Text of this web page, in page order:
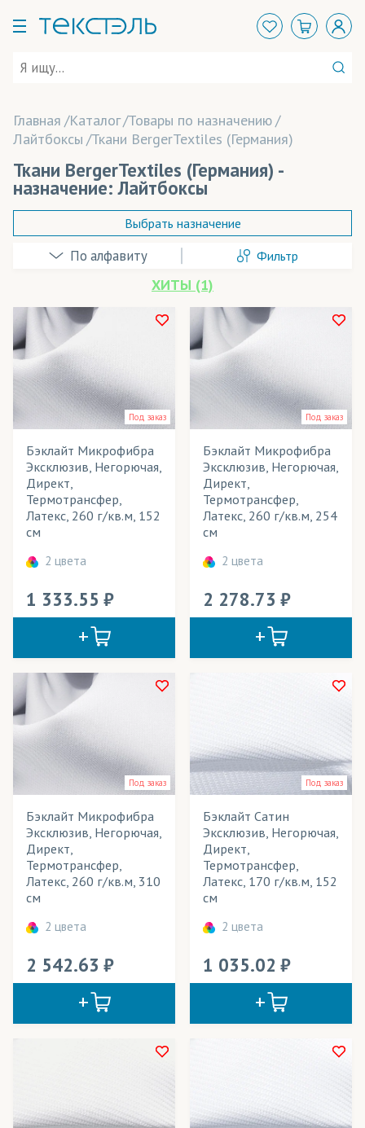
Главная Каталог Товары по назначению
Лайтбоксы Ткани BergerTextiles (Германия)
Ткани BergerTextiles (Германия) -
назначение: Лайтбоксы
Баннеры
Вывески
Вымпелы
Выставочные стенды
Жалюзи
Занавесы
Звукоизолирующие конструкции
Зонты
Календари
Картины
Лайтбоксы
Маркизы
Мебель
Мобильные конструкции
Модульные картины
Надувные конструкции
Одежда
Панно
Перетяжки
Подушки декоративные
Пресс воллы (бренд воллы)/ Фрейм-системы
Рулонные шторы
Выбрать назначение
Фильтр
ХИТЫ (1)
В наличии
Весь товар
Розничная цена
Ширина рулона
Плотность
Технология печати
Применение в изделиях
Тип товара
Cостав ткани
Под заказ
Бэклайт Микрофибра
Эксклюзив, Негорючая,
Директ,
Термотрансфер,
Латекс, 260 г/кв.м, 152
см
2 цвета
1 333.55
Под заказ
Бэклайт Микрофибра
Эксклюзив, Негорючая,
Директ,
Термотрансфер,
Латекс, 260 г/кв.м, 254
см
2 цвета
2 278.73
Под заказ
Бэклайт Микрофибра
Эксклюзив, Негорючая,
Директ,
Термотрансфер,
Латекс, 260 г/кв.м, 310
см
2 цвета
2 542.63
Под заказ
Бэклайт Сатин
Эксклюзив, Негорючая,
Директ,
Термотрансфер,
Латекс, 170 г/кв.м, 152
см
2 цвета
1 035.02